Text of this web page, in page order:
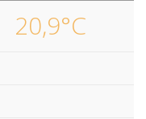
20,9°C